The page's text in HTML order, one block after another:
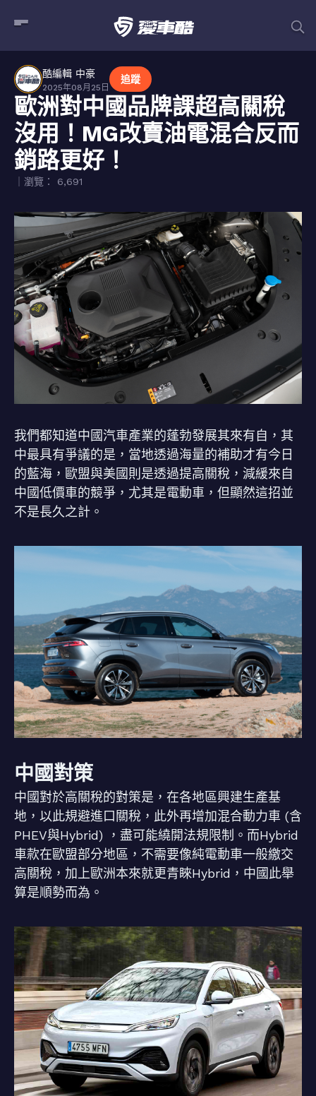
酷編輯 中豪
2025年08月25日
追蹤
歐洲對中國品牌課超高關稅
沒用！MG改賣油電混合反而
銷路更好！
｜瀏覽： 6,691
我們都知道中國汽車產業的蓬勃發展其來有自，其
中最具有爭議的是，當地透過海量的補助才有今日
的藍海，歐盟與美國則是透過提高關稅，減緩來自
中國低價車的競爭，尤其是電動車，但顯然這招並
不是長久之計。
中國對策
中國對於高關稅的對策是，在各地區興建生產基
地，以此規避進口關稅，此外再增加混合動力車 (含
PHEV與Hybrid) ，盡可能繞開法規限制。而Hybrid
車款在歐盟部分地區，不需要像純電動車一般繳交
高關稅，加上歐洲本來就更青睞Hybrid，中國此舉
算是順勢而為。